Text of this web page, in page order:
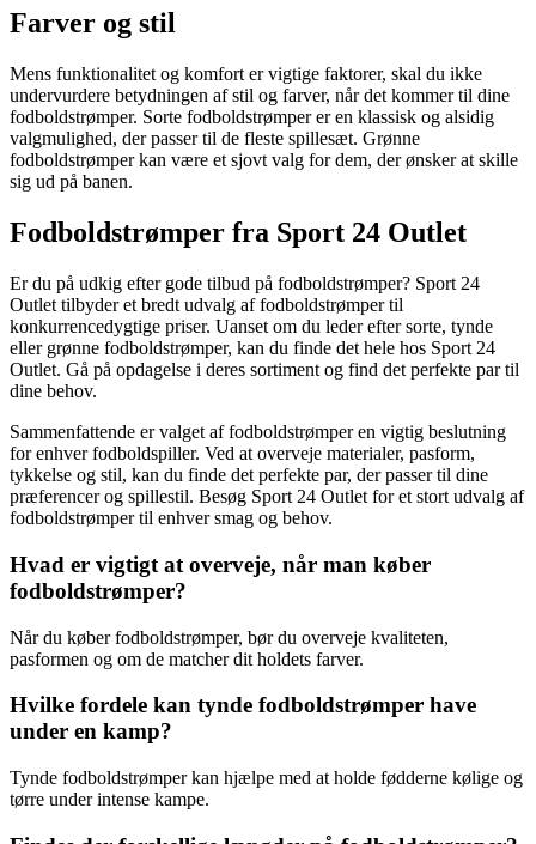
Farver og stil
Mens funktionalitet og komfort er vigtige faktorer, skal du ikke
undervurdere betydningen af stil og farver, når det kommer til dine
fodboldstrømper. Sorte fodboldstrømper er en klassisk og alsidig
valgmulighed, der passer til de fleste spillesæt. Grønne
fodboldstrømper kan være et sjovt valg for dem, der ønsker at skille
sig ud på banen.
Fodboldstrømper fra Sport 24 Outlet
Er du på udkig efter gode tilbud på fodboldstrømper? Sport 24
Outlet tilbyder et bredt udvalg af fodboldstrømper til
konkurrencedygtige priser. Uanset om du leder efter sorte, tynde
eller grønne fodboldstrømper, kan du finde det hele hos Sport 24
Outlet. Gå på opdagelse i deres sortiment og find det perfekte par til
dine behov.
Sammenfattende er valget af fodboldstrømper en vigtig beslutning
for enhver fodboldspiller. Ved at overveje materialer, pasform,
tykkelse og stil, kan du finde det perfekte par, der passer til dine
præferencer og spillestil. Besøg Sport 24 Outlet for et stort udvalg af
fodboldstrømper til enhver smag og behov.
Hvad er vigtigt at overveje, når man køber
fodboldstrømper?
Når du køber fodboldstrømper, bør du overveje kvaliteten,
pasformen og om de matcher dit holdets farver.
Hvilke fordele kan tynde fodboldstrømper have
under en kamp?
Tynde fodboldstrømper kan hjælpe med at holde fødderne kølige og
tørre under intense kampe.